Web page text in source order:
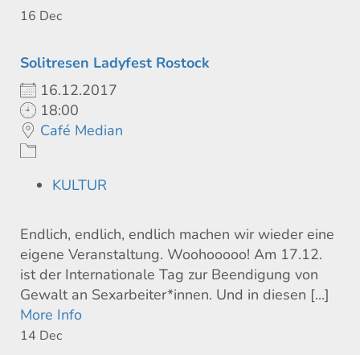
16 Dec
Solitresen Ladyfest Rostock
16.12.2017
18:00
Café Median
KULTUR
Endlich, endlich, endlich machen wir wieder eine
eigene Veranstaltung. Woohooooo! Am 17.12.
ist der Internationale Tag zur Beendigung von
Gewalt an Sexarbeiter*innen. Und in diesen [...]
More Info
14 Dec